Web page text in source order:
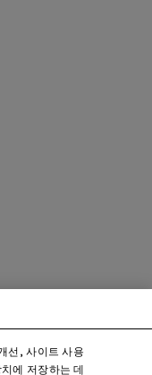
선, 사이트 사용
에 저장하는 데